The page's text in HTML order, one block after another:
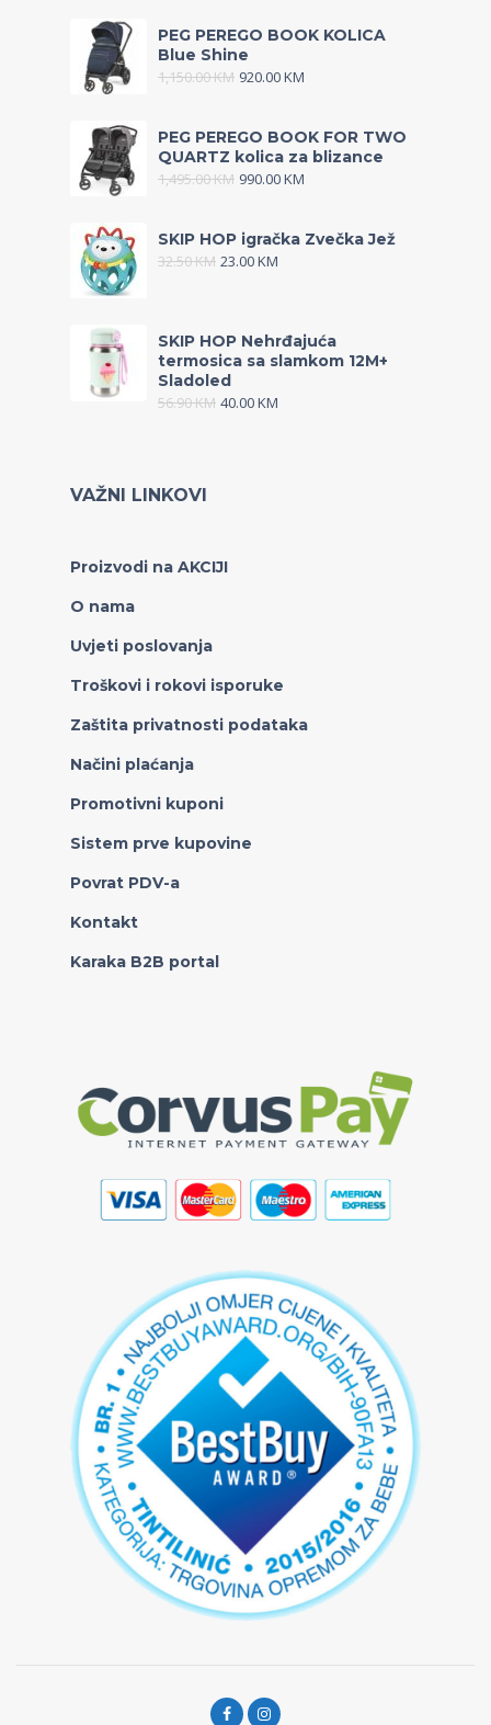
PEG PEREGO BOOK KOLICA
Blue Shine
1,150.00KM 920.00KM
PEG PEREGO BOOK FOR TWO
QUARTZ kolica za blizance
1,495.00KM 990.00KM
SKIP HOP igračka Zvečka Jež
32.50KM 23.00KM
SKIP HOP Nehrđajuća
termosica sa slamkom 12M+
Sladoled
56.90KM 40.00KM
VAŽNI LINKOVI
Proizvodi na AKCIJI
O nama
Uvjeti poslovanja
Troškovi i rokovi isporuke
Zaštita privatnosti podataka
Načini plaćanja
Promotivni kuponi
Sistem prve kupovine
Povrat PDV-a
Kontakt
Karaka B2B portal